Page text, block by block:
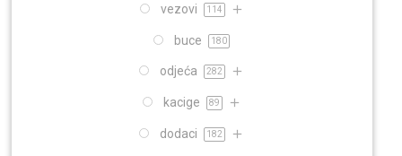
vezovi 114
buce 180
odjeća 282
kacige 89
dodaci 182